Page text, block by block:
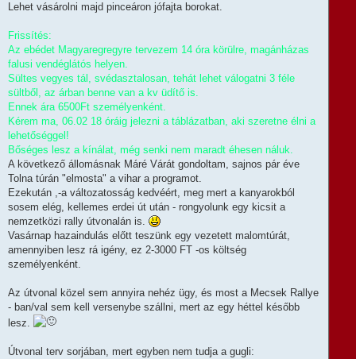
Lehet vásárolni majd pinceáron jófajta borokat.
Frissítés:
Az ebédet Magyaregregyre tervezem 14 óra körülre, magánházas
falusi vendéglátós helyen.
Sültes vegyes tál, svédasztalosan, tehát lehet válogatni 3 féle
sültből, az árban benne van a kv üdítő is.
Ennek ára 6500Ft személyenként.
Kérem ma, 06.02 18 óráig jelezni a táblázatban, aki szeretne élni a
lehetőséggel!
Bőséges lesz a kínálat, még senki nem maradt éhesen náluk.
A következő állomásnak Máré Várát gondoltam, sajnos pár éve
Tolna túrán "elmosta" a vihar a programot.
Ezekután ,-a változatosság kedvéért, meg mert a kanyarokból
sosem elég, kellemes erdei út után - rongyolunk egy kicsit a
nemzetközi rally útvonalán is.
Vasárnap hazaindulás előtt teszünk egy vezetett malomtúrát,
amennyiben lesz rá igény, ez 2-3000 FT -os költség
személyenként.
Az útvonal közel sem annyira nehéz ügy, és most a Mecsek Rallye
- ban/val sem kell versenybe szállni, mert az egy héttel később
lesz.
Útvonal terv sorjában, mert egyben nem tudja a gugli: